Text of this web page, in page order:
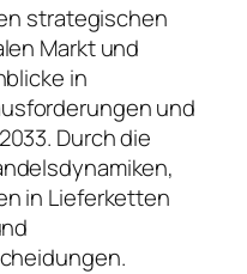
strategischen
Markt und
in
und
Durch die
in Lieferketten